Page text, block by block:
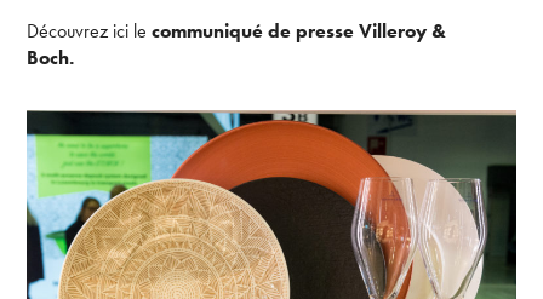
Découvrez ici lecommuniqué de presse Villeroy &
Boch.